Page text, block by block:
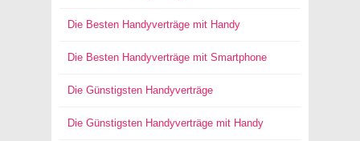
Die Besten Handyverträge mit Handy
Die Besten Handyverträge mit Smartphone
Die Günstigsten Handyverträge
Die Günstigsten Handyverträge mit Handy